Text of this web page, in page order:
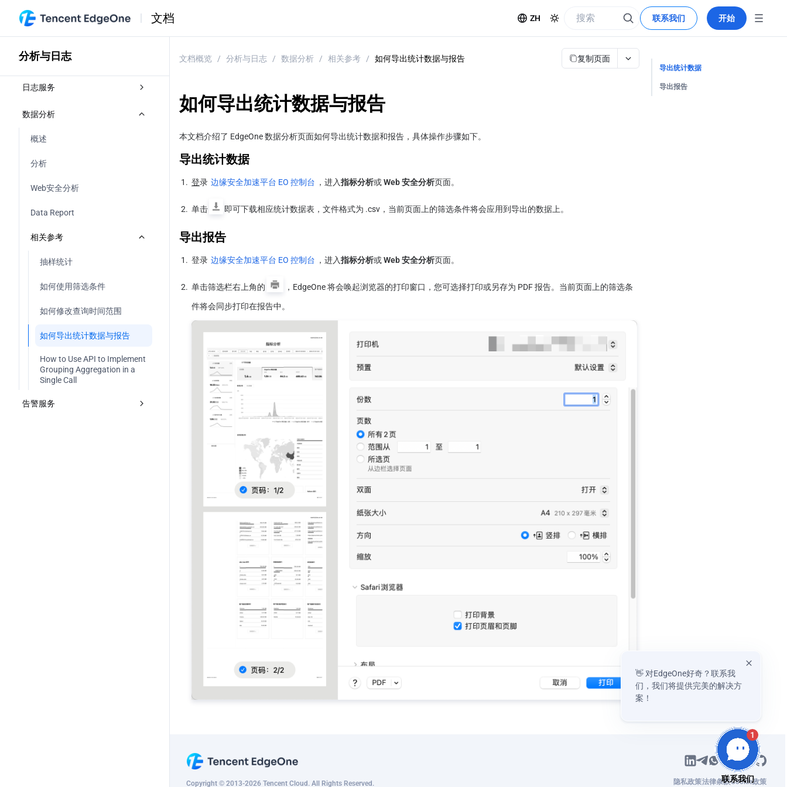
文档 ZH 联系我们 开始
分析与日志
日志服务
概述
实时日志
实时日志概述
Push to EdgeOne Log Analysis
推送至腾讯云 CLS
推送至 AWS S3 兼容对象存储
推送至 HTTP 服务器
Log Analysis (Beta)
Log Analysis(Beta) Overview
How to use Log Analysis filter
How to Modify Log Analysis Query
离线日志
相关参考
字段说明
七层访问日志
四层代理日志
边缘函数运行日志
Managed Rule Logs
推送实时日志筛选条件
自定义推送日志字段
自定义日志输出格式
数据分析
概述
分析
Web安全分析
Data Report
相关参考
抽样统计
如何使用筛选条件
如何修改查询时间范围
如何导出统计数据与报告
How to Use API to Implement
Grouping Aggregation in a
Single Call
告警服务
文档概览 / 分析与日志 / 数据分析 / 相关参考 / 如何导出统计数据与报告 复制页面
如何导出统计数据与报告
本文档介绍了 EdgeOne 数据分析页面如何导出统计数据和报告，具体操作步骤如下。
导出统计数据
1. 登录 边缘安全加速平台 EO 控制台 ，进入指标分析或 Web 安全分析页面。
2. 单击 即可下载相应统计数据表，文件格式为 .csv，当前页面上的筛选条件将会应用到导出的数据上。
导出报告
1. 登录 边缘安全加速平台 EO 控制台 ，进入指标分析或 Web 安全分析页面。
2. 单击筛选栏右上角的 ，EdgeOne 将会唤起浏览器的打印窗口，您可选择打印或另存为 PDF 报告。当前页面上的筛选条
件将会同步打印在报告中。
导出统计数据
导出报告
Copyright © 2013-2026 Tencent Cloud. All Rights Reserved. 隐私政策法律条款Cookie政策
1
👋 对EdgeOne好奇？联系我
们，我们将提供完美的解决方
案！